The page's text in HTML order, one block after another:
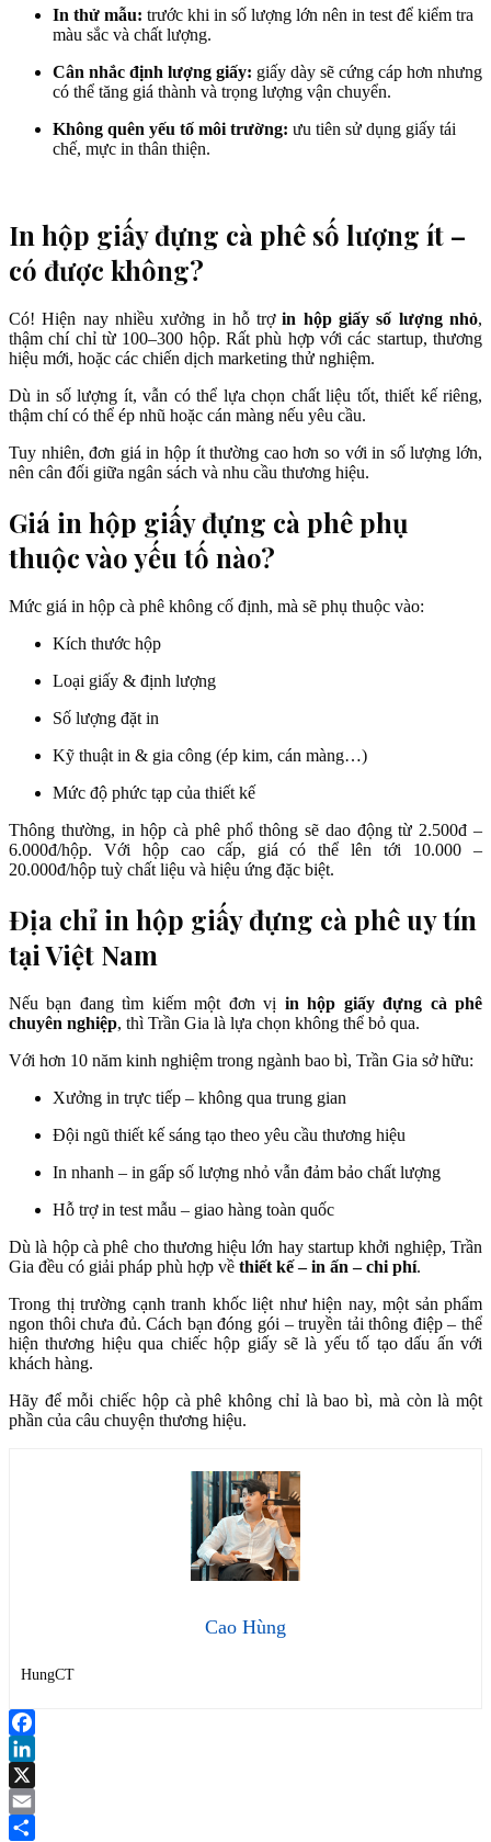
In thử mẫu: trước khi in số lượng lớn nên in test để kiểm tra
màu sắc và chất lượng.
Cân nhắc định lượng giấy: giấy dày sẽ cứng cáp hơn nhưng
có thể tăng giá thành và trọng lượng vận chuyển.
Không quên yếu tố môi trường: ưu tiên sử dụng giấy tái
chế, mực in thân thiện.
In hộp giấy đựng cà phê số lượng ít –
có được không?
Có! Hiện nay nhiều xưởng in hỗ trợin hộp giấy số lượng nhỏ,
thậm chí chỉ từ 100–300 hộp. Rất phù hợp với các startup, thương
hiệu mới, hoặc các chiến dịch marketing thử nghiệm.
Dù in số lượng ít, vẫn có thể lựa chọn chất liệu tốt, thiết kế riêng,
thậm chí có thể ép nhũ hoặc cán màng nếu yêu cầu.
Tuy nhiên, đơn giá in hộp ít thường cao hơn so với in số lượng lớn,
nên cân đối giữa ngân sách và nhu cầu thương hiệu.
Giá in hộp giấy đựng cà phê phụ
thuộc vào yếu tố nào?
Mức giá in hộp cà phê không cố định, mà sẽ phụ thuộc vào:
Kích thước hộp
Loại giấy & định lượng
Số lượng đặt in
Kỹ thuật in & gia công (ép kim, cán màng…)
Mức độ phức tạp của thiết kế
Thông thường, in hộp cà phê phổ thông sẽ dao động từ 2.500đ –
6.000đ/hộp. Với hộp cao cấp, giá có thể lên tới 10.000 –
20.000đ/hộp tuỳ chất liệu và hiệu ứng đặc biệt.
Địa chỉ in hộp giấy đựng cà phê uy tín
tại Việt Nam
Nếu bạn đang tìm kiếm một đơn vị in hộp giấy đựng cà phê
chuyên nghiệp, thì Trần Gia là lựa chọn không thể bỏ qua.
Với hơn 10 năm kinh nghiệm trong ngành bao bì, Trần Gia sở hữu:
Xưởng in trực tiếp – không qua trung gian
Đội ngũ thiết kế sáng tạo theo yêu cầu thương hiệu
In nhanh – in gấp số lượng nhỏ vẫn đảm bảo chất lượng
Hỗ trợ in test mẫu – giao hàng toàn quốc
Dù là hộp cà phê cho thương hiệu lớn hay startup khởi nghiệp, Trần
Gia đều có giải pháp phù hợp về thiết kế – in ấn – chi phí.
Trong thị trường cạnh tranh khốc liệt như hiện nay, một sản phẩm
ngon thôi chưa đủ. Cách bạn đóng gói – truyền tải thông điệp – thể
hiện thương hiệu qua chiếc hộp giấy sẽ là yếu tố tạo dấu ấn với
khách hàng.
Hãy để mỗi chiếc hộp cà phê không chỉ là bao bì, mà còn là một
phần của câu chuyện thương hiệu.
Cao Hùng
HungCT
Facebook
LinkedIn
X
Email